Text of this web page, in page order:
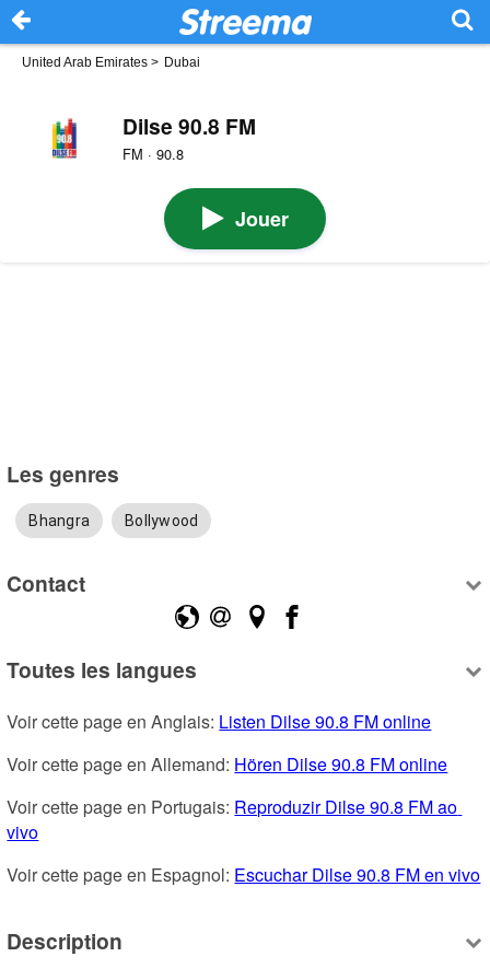
United Arab Emirates > Dubai
Dilse 90.8 FM
FM · 90.8
Jouer
Les genres
Bhangra Bollywood
Contact
Toutes les langues
Voir cette page en Anglais: Listen Dilse 90.8 FM online
Voir cette page en Allemand: Hören Dilse 90.8 FM online
Voir cette page en Portugais: Reproduzir Dilse 90.8 FM ao
vivo
Voir cette page en Espagnol: Escuchar Dilse 90.8 FM en vivo
Description